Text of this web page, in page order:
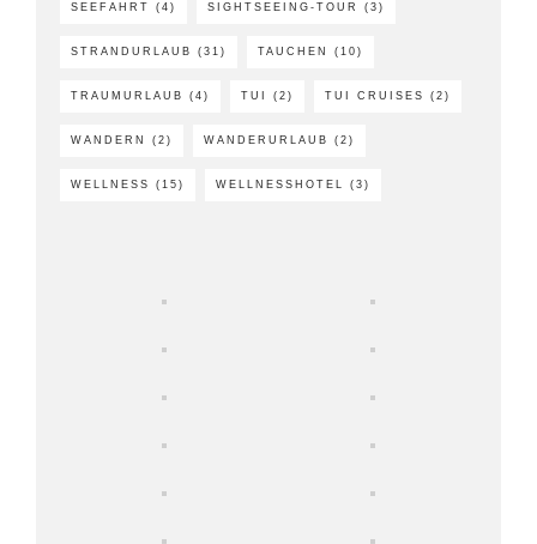
SEEFAHRT (4) SIGHTSEEING-TOUR (3)
STRANDURLAUB (31) TAUCHEN (10)
TRAUMURLAUB (4) TUI (2) TUI CRUISES (2)
WANDERN (2) WANDERURLAUB (2)
WELLNESS (15) WELLNESSHOTEL (3)